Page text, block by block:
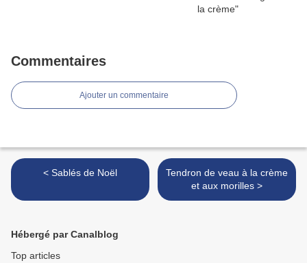
Commentaires
Ajouter un commentaire
< Sablés de Noël
Tendron de veau à la crème
et aux morilles >
Hébergé par Canalblog
Top articles